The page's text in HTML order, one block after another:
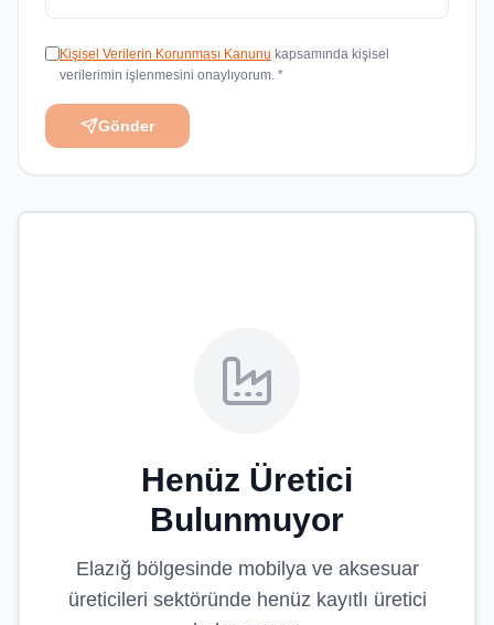
Kişisel Verilerin Korunması Kanunu kapsamında kişisel
verilerimin işlenmesini onaylıyorum. *
Gönder
Henüz Üretici
Bulunmuyor
Elazığ bölgesinde mobilya ve aksesuar
üreticileri sektöründe henüz kayıtlı üretici